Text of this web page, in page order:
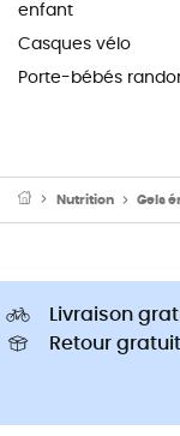
enfant
Casques vélo
Porte-bébés
Nutrition Gels
Livraison
Retour